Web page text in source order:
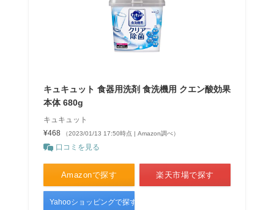
キュキュット 食器用洗剤 食洗機用 クエン酸効果
本体 680g
キュキュット
¥468
（2023/01/13 17:50時点 | Amazon調べ）
口コミを見る
Amazonで探す 楽天市場で探す
Yahooショッピングで探す